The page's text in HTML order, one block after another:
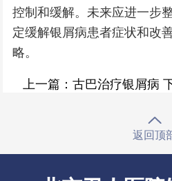
控制和缓解。未来应进一步
定缓解银屑病患者症状和改
略。
上一篇： 古巴治疗银屑病
返回顶